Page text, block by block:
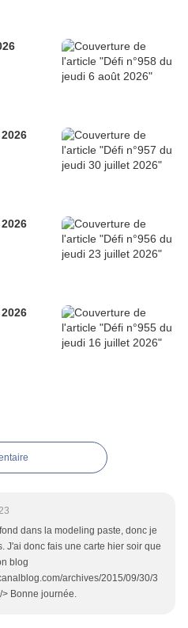
dans la modeling paste, donc je
J'ai donc fais une carte hier soir que
blog
archives/2015/09/30/3
Bonne journée.